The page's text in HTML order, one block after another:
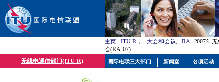
主页 : ITU-R ； : 大会和会议; : RA: 2007年
会(RA-07)
无线电通信部门(ITU-R)
国际电联三大部门 新闻室 各项活动